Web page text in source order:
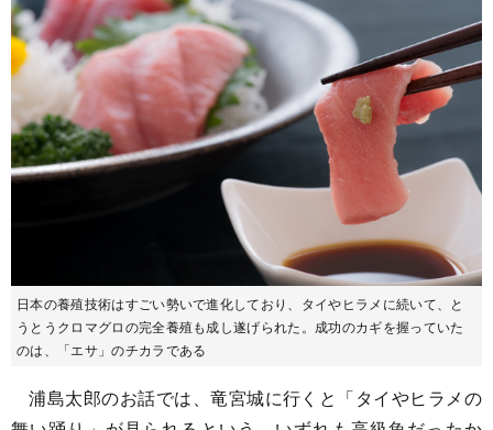
日本の養殖技術はすごい勢いで進化しており、タイやヒラメに続いて、と
うとうクロマグロの完全養殖も成し遂げられた。成功のカギを握っていた
のは、「エサ」のチカラである
浦島太郎のお話では、竜宮城に行くと「タイやヒラメの